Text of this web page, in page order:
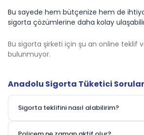
Bu sayede hem bütçenize hem de
sigorta çözümlerine daha kolay
Bu sigorta şirketi için şu an online teklif
bulunmuyor.
Anadolu Sigorta Tüketici
Sigorta teklifini nasıl alabilirim?